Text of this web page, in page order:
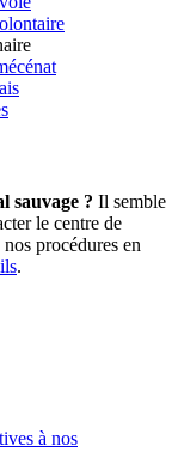
sauvage ? Il semble
le centre de
procédures en
.
à nos